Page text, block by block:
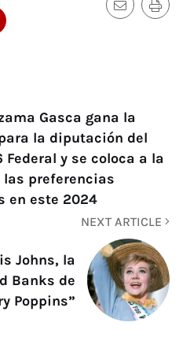
Gasca gana la
la diputación del
y se coloca a la
las preferencias
en este 2024
NEXT ARTICLE
Johns, la
Banks de
Poppins”